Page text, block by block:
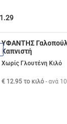
ΥΦΑΝΤΗΣ
Καπνιστή
Χωρίς Γλουτένη Κιλό
€ 12.95 το κιλό - ανά